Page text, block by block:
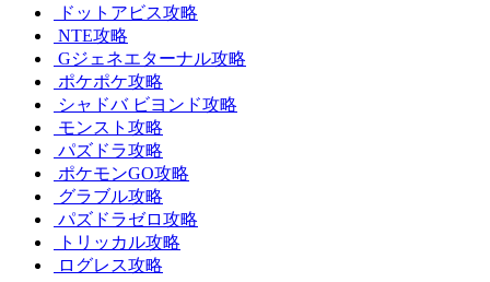
ドットアビス攻略
NTE攻略
Gジェネエターナル攻略
ポケポケ攻略
シャドバ ビヨンド攻略
モンスト攻略
パズドラ攻略
ポケモンGO攻略
グラブル攻略
パズドラゼロ攻略
トリッカル攻略
ログレス攻略